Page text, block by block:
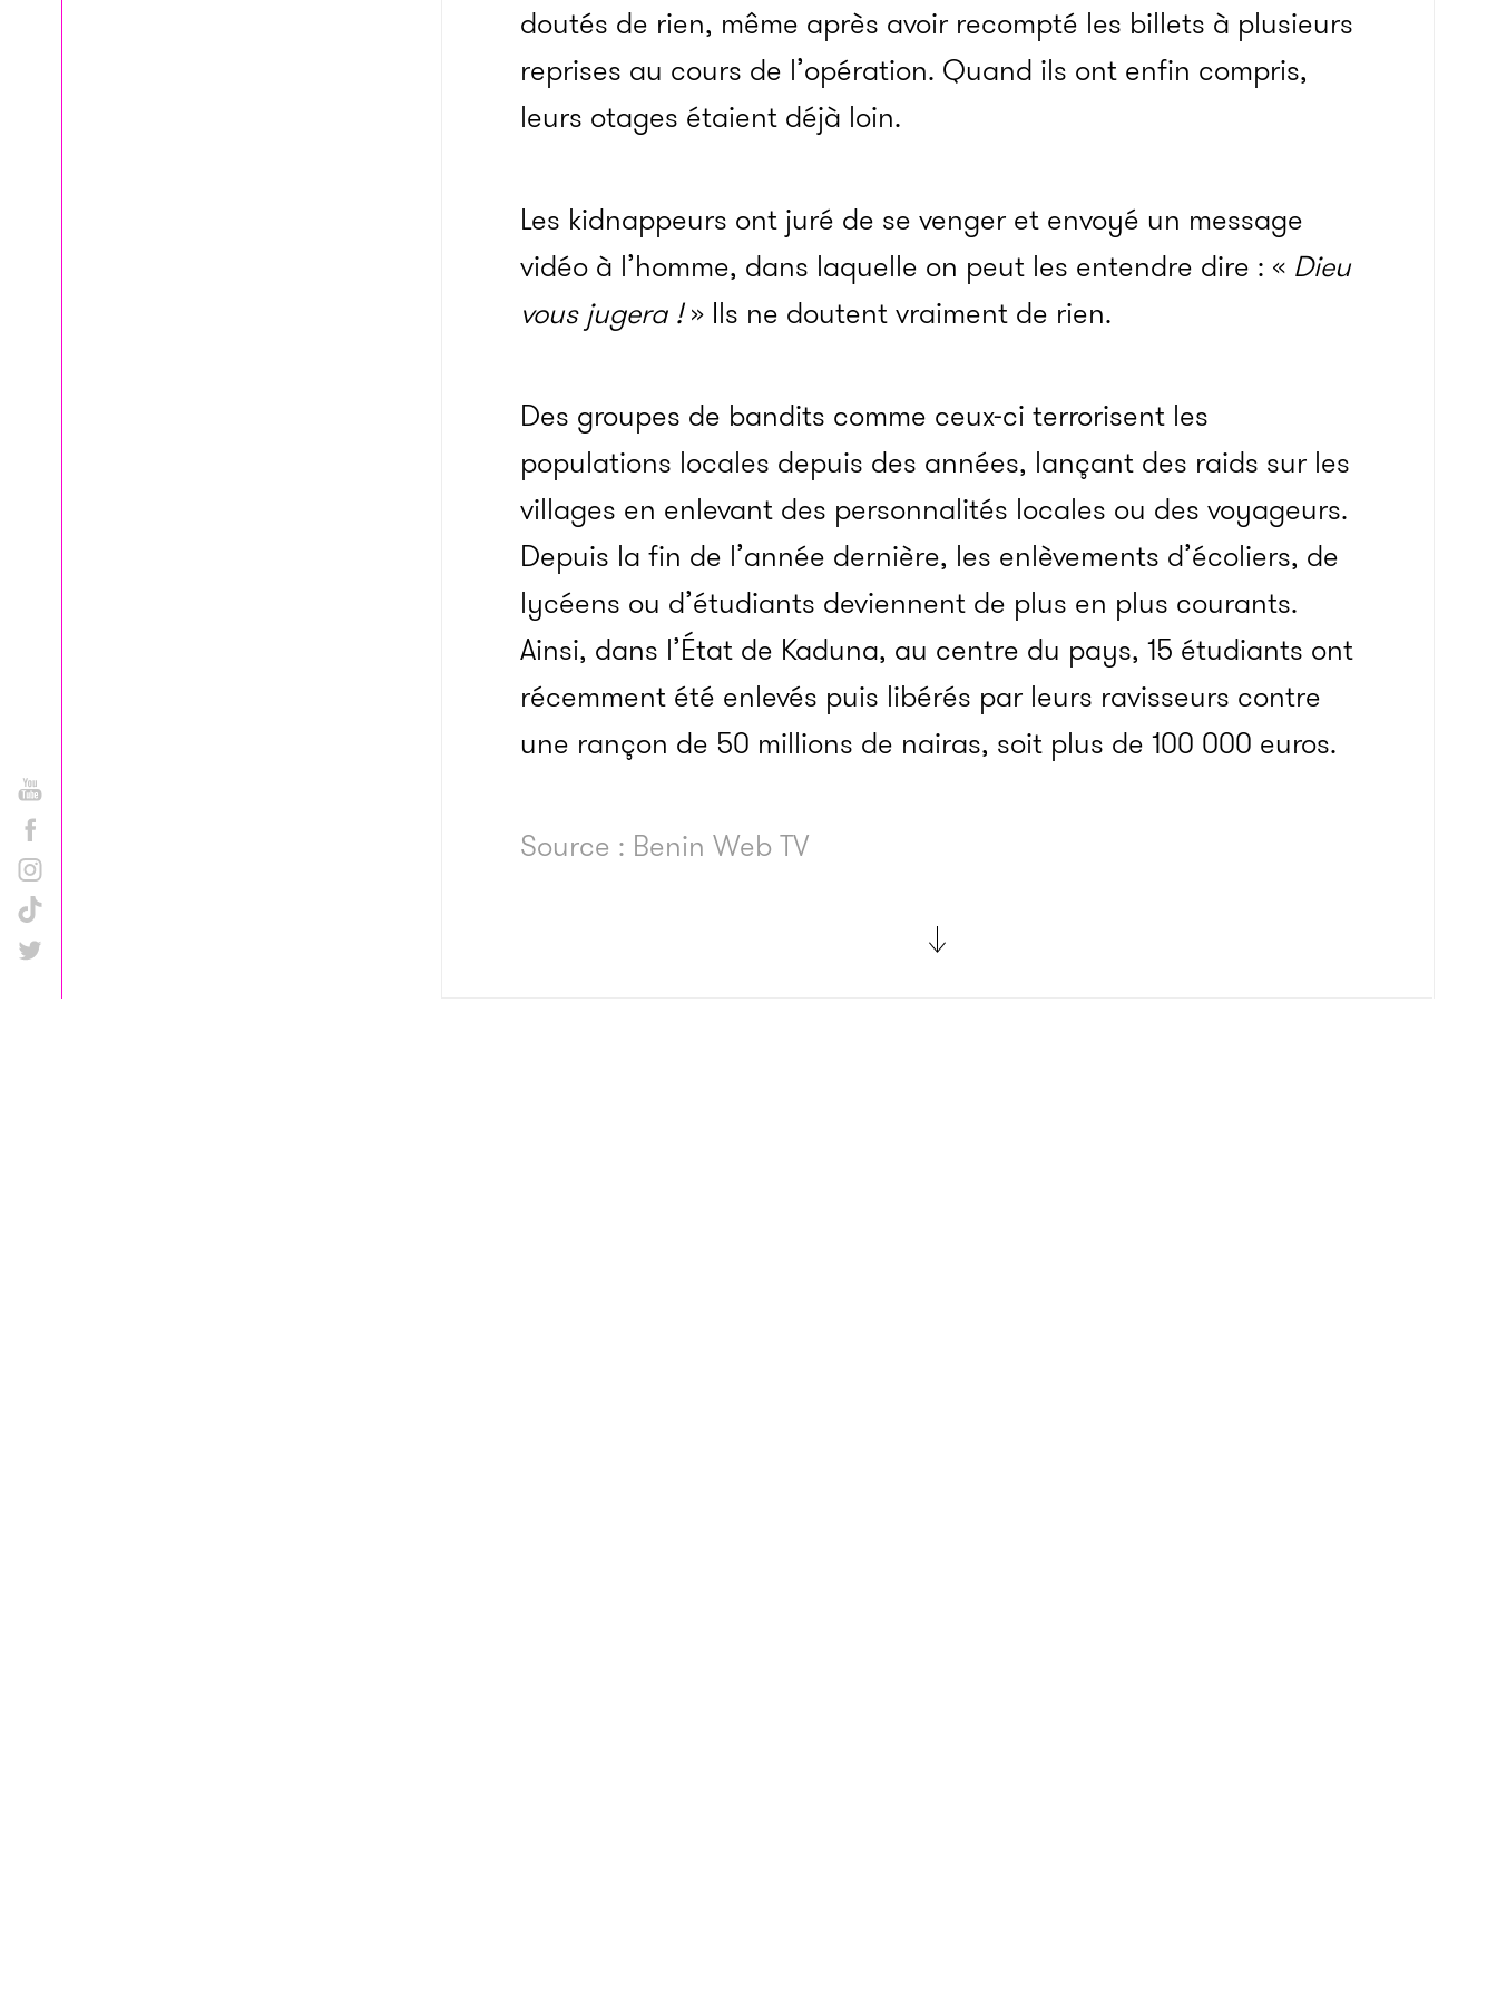
doutés de rien, même après avoir recompté les billets à plusieurs
reprises au cours de l’opération. Quand ils ont enfin compris,
leurs otages étaient déjà loin.
Les kidnappeurs ont juré de se venger et envoyé un message
vidéo à l’homme, dans laquelle on peut les entendre dire : « Dieu
vous jugera !» Ils ne doutent vraiment de rien.
Des groupes de bandits comme ceux-ci terrorisent les
populations locales depuis des années, lançant des raids sur les
villages en enlevant des personnalités locales ou des voyageurs.
Depuis la fin de l’année dernière, les enlèvements d’écoliers, de
lycéens ou d’étudiants deviennent de plus en plus courants.
Ainsi, dans l’État de Kaduna, au centre du pays, 15 étudiants ont
récemment été enlevés puis libérés par leurs ravisseurs contre
une rançon de 50 millions de nairas, soit plus de 100 000 euros.
Source : Benin Web TV